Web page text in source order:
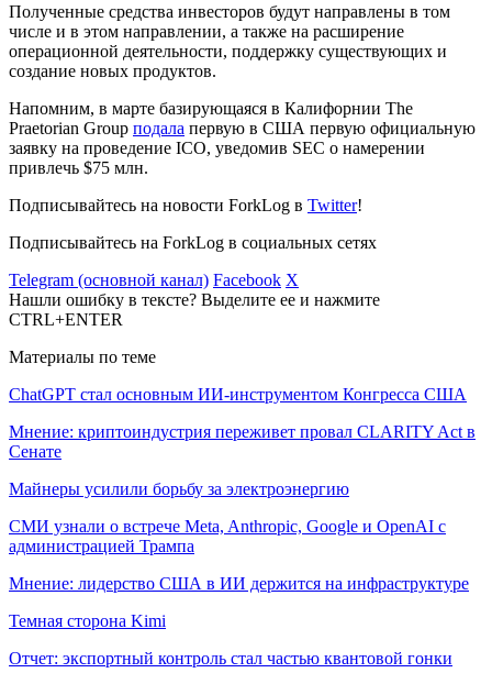
Полученные средства инвесторов будут направлены в том
числе и в этом направлении, а также на расширение
операционной деятельности, поддержку существующих и
создание новых продуктов.
Напомним, в марте базирующаяся в Калифорнии The
Praetorian Group подала первую в США первую официальную
заявку на проведение ICO, уведомив SEC о намерении
привлечь $75 млн.
Подписывайтесь на новости ForkLog в Twitter!
Подписывайтесь на ForkLog в социальных сетях
Telegram (основной канал) Facebook X
Нашли ошибку в тексте? Выделите ее и нажмите
CTRL+ENTER
Материалы по теме
ChatGPT стал основным ИИ-инструментом Конгресса США
Мнение: криптоиндустрия переживет провал CLARITY Act в
Сенате
Майнеры усилили борьбу за электроэнергию
СМИ узнали о встрече Meta, Anthropic, Google и OpenAI с
администрацией Трампа
Мнение: лидерство США в ИИ держится на инфраструктуре
Темная сторона Kimi
Отчет: экспортный контроль стал частью квантовой гонки